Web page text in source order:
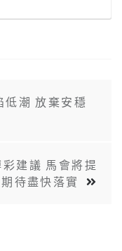
低潮 放棄安穩
建議 馬會將提
待盡快落實